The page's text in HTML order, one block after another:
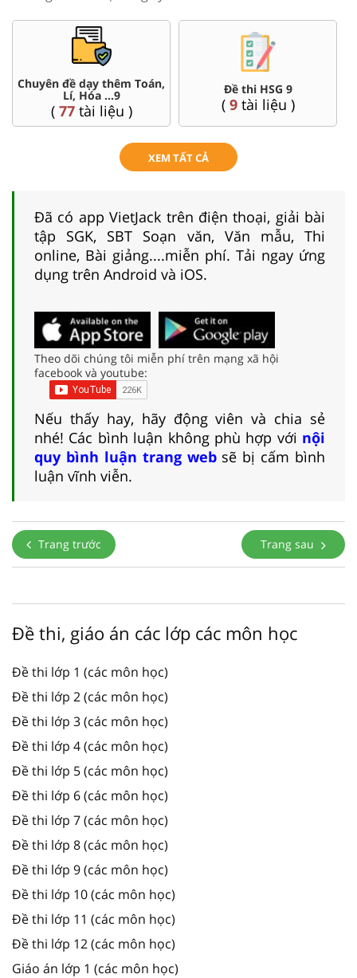
Chuyên đề dạy thêm Toán,
Lí, Hóa ...9
( 77tài liệu )
Đề thi HSG 9
( 9tài liệu )
XEM TẤT CẢ
Đã có app VietJack trên điện thoại, giải bài
tập SGK, SBT Soạn văn, Văn mẫu, Thi
online, Bài giảng....miễn phí. Tải ngay ứng
dụng trên Android và iOS.
Theo dõi chúng tôi miễn phí trên mạng xã hội
facebook và youtube:
Nếu thấy hay, hãy động viên và chia sẻ
nhé! Các bình luận không phù hợp với nội
quy bình luận trang websẽ bị cấm bình
luận vĩnh viễn.
Trang trước Trang sau
Đề thi, giáo án các lớp các môn học
Đề thi lớp 1 (các môn học)
Đề thi lớp 2 (các môn học)
Đề thi lớp 3 (các môn học)
Đề thi lớp 4 (các môn học)
Đề thi lớp 5 (các môn học)
Đề thi lớp 6 (các môn học)
Đề thi lớp 7 (các môn học)
Đề thi lớp 8 (các môn học)
Đề thi lớp 9 (các môn học)
Đề thi lớp 10 (các môn học)
Đề thi lớp 11 (các môn học)
Đề thi lớp 12 (các môn học)
Giáo án lớp 1 (các môn học)